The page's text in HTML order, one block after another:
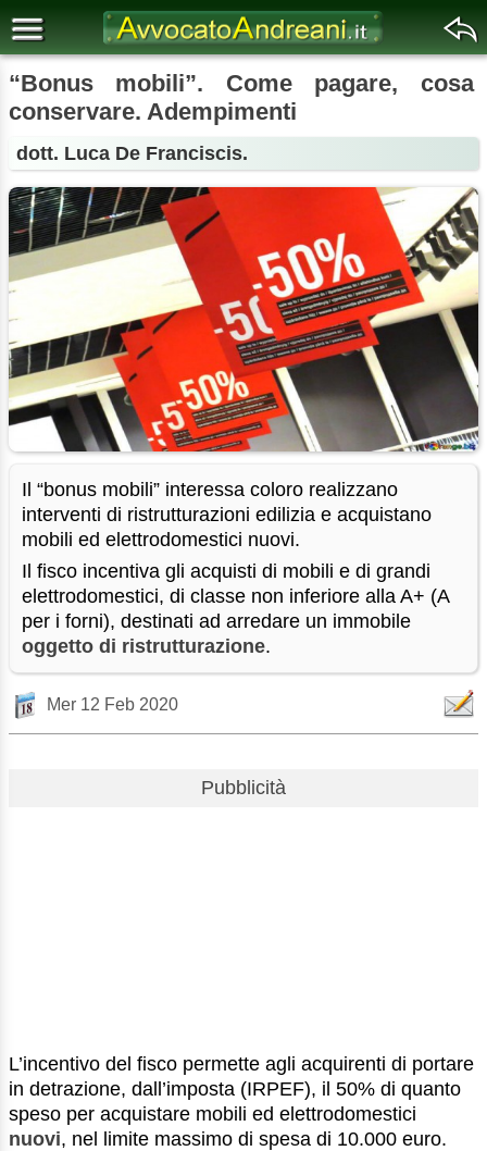
“Bonus mobili”. Come pagare, cosa
conservare. Adempimenti
dott. Luca De Franciscis.
Il “bonus mobili” interessa coloro realizzano
interventi di ristrutturazioni edilizia e acquistano
mobili ed elettrodomestici nuovi.
Il fisco incentiva gli acquisti di mobili e di grandi
elettrodomestici, di classe non inferiore alla A+ (A
per i forni), destinati ad arredare un immobile
oggetto di ristrutturazione.
Mer 12 Feb 2020
Pubblicità
L’incentivo del fisco permette agli acquirenti di portare
in detrazione, dall’imposta (IRPEF), il 50% di quanto
speso per acquistare mobili ed elettrodomestici
nuovi, nel limite massimo di spesa di 10.000 euro.